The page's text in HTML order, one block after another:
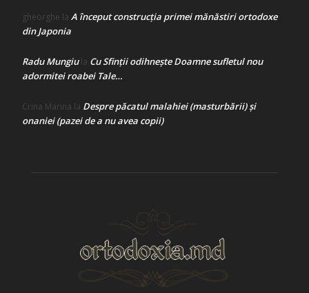
gheorghe la A început construcţia primei mănăstiri ortodoxe
din Japonia
Radu Mungiula Cu Sfinții odihnește Doamne sufletul nou
adormitei roabei Tale…
Crina Marina la Despre păcatul malahiei (masturbării) şi
onaniei (pazei de a nu avea copii)